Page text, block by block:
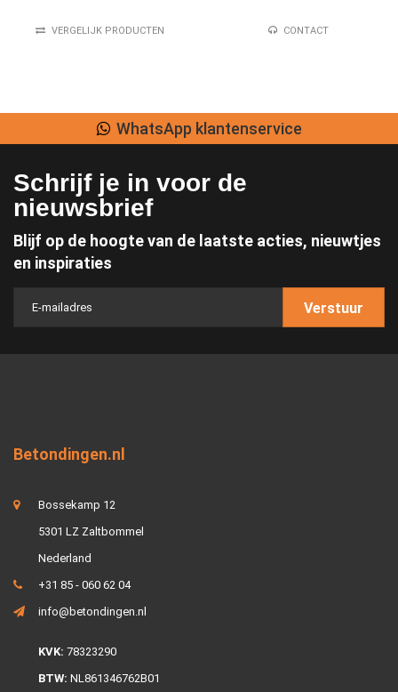
VERGELIJK PRODUCTEN CONTACT
WhatsApp klantenservice
Schrijf je in voor de
nieuwsbrief
Blijf op de hoogte van de laatste acties, nieuwtjes
en inspiraties
Verstuur
Betondingen.nl
Bossekamp 12
5301 LZ Zaltbommel
Nederland
+31 85 - 060 62 04
info@betondingen.nl
KVK: 78323290
BTW: NL861346762B01